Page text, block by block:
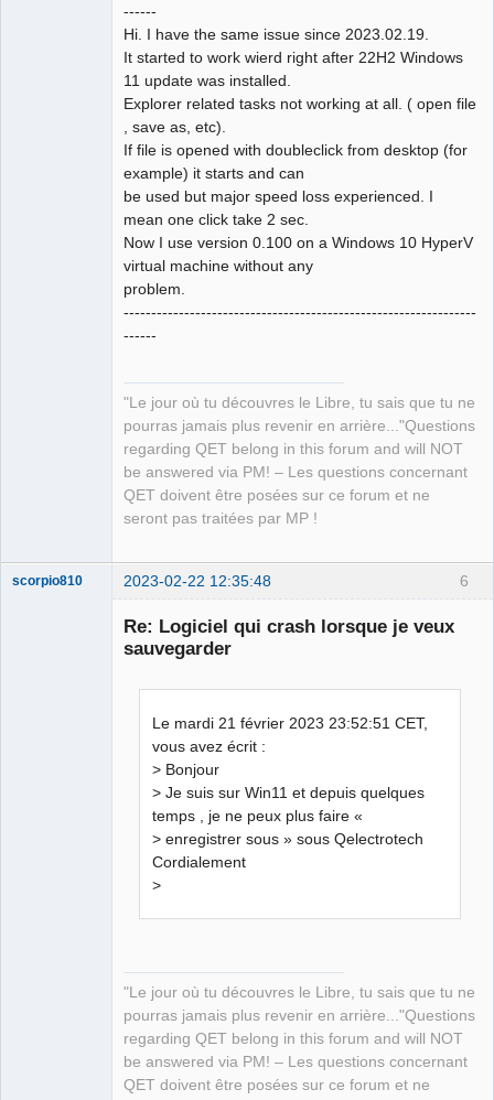
------
Hi. I have the same issue since 2023.02.19.
It started to work wierd right after 22H2 Windows
11 update was installed.
Explorer related tasks not working at all. ( open file
, save as, etc).
If file is opened with doubleclick from desktop (for
example) it starts and can
be used but major speed loss experienced. I
mean one click take 2 sec.
Now I use version 0.100 on a Windows 10 HyperV
virtual machine without any
problem.
----------------------------------------------------------------
------
"Le jour où tu découvres le Libre, tu sais que tu ne
pourras jamais plus revenir en arrière..."Questions
regarding QET belong in this forum and will NOT
be answered via PM! – Les questions concernant
QET doivent être posées sur ce forum et ne
seront pas traitées par MP !
6
scorpio810 2023-02-22 12:35:48
Re: Logiciel qui crash lorsque je veux
sauvegarder
Le mardi 21 février 2023 23:52:51 CET,
vous avez écrit :
> Bonjour
> Je suis sur Win11 et depuis quelques
temps , je ne peux plus faire «
> enregistrer sous » sous Qelectrotech
Cordialement
>
"Le jour où tu découvres le Libre, tu sais que tu ne
pourras jamais plus revenir en arrière..."Questions
regarding QET belong in this forum and will NOT
be answered via PM! – Les questions concernant
QET doivent être posées sur ce forum et ne